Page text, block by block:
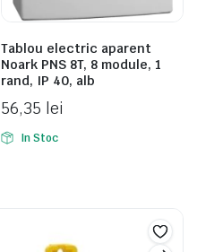
Tablou electric aparent
Noark PNS 8T, 8 module, 1
rand, IP 40, alb
56,35 lei
In Stoc